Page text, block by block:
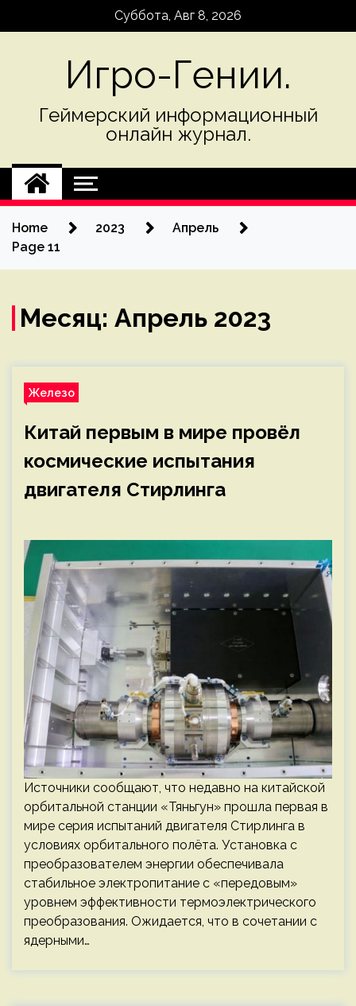
Суббота, Авг 8, 2026
Игро-Гении.
Геймерский информационный
онлайн журнал.
Home 2023
Апрель
Page 11
Месяц: Апрель 2023
Железо
Китай первым в мире провёл
космические испытания
двигателя Стирлинга
Источники сообщают, что недавно на китайской
орбитальной станции «Тяньгун» прошла первая в
мире серия испытаний двигателя Стирлинга в
условиях орбитального полёта. Установка с
преобразователем энергии обеспечивала
стабильное электропитание с «передовым»
уровнем эффективности термоэлектрического
преобразования. Ожидается, что в сочетании с
ядерными…